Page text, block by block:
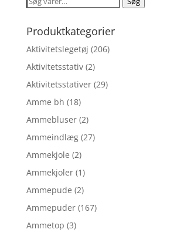
kr. 75,00.kr. 59,00.
Produktkategorier
Aktivitetslegetøj (206)
Aktivitetsstativ (2)
Aktivitetsstativer (29)
Amme bh (18)
Ammebluser (2)
Ammeindlæg (27)
Ammekjole (2)
Ammekjoler (1)
Ammepude (2)
Ammepuder (167)
Ammetop (3)